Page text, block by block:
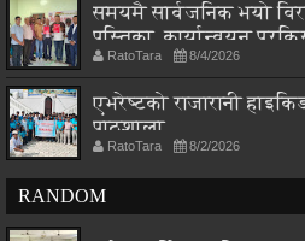
समयमै सार्वजनिक भयो
पुस्तिका, कार्यान्वयन
RatoTara 8/4/2026
एभरेष्टको राजारानी
पाठशाला
RatoTara 8/2/2026
RANDOM